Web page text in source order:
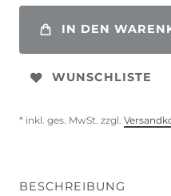
IN DEN
WUNSCHLISTE
* inkl. ges. MwSt. zzgl.
BESCHREIBUNG